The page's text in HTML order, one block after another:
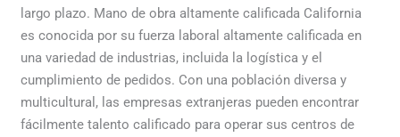
largo plazo. Mano de obra altamente calificada California
es conocida por su fuerza laboral altamente calificada en
una variedad de industrias, incluida la logística y el
cumplimiento de pedidos. Con una población diversa y
multicultural, las empresas extranjeras pueden encontrar
fácilmente talento calificado para operar sus centros de